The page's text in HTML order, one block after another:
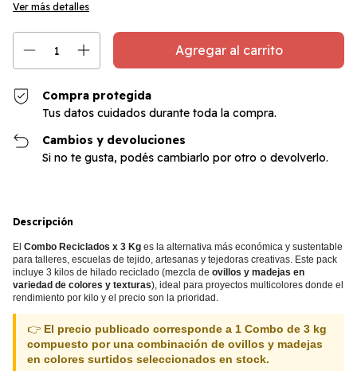
Ver más detalles
Compra protegida
Tus datos cuidados durante toda la compra.
Cambios y devoluciones
Si no te gusta, podés cambiarlo por otro o devolverlo.
Descripción
El Combo Reciclados x 3 Kg es la alternativa más económica y sustentable
para talleres, escuelas de tejido, artesanas y tejedoras creativas. Este pack
incluye 3 kilos de hilado reciclado (mezcla de ovillos y madejas en
variedad de colores y texturas), ideal para proyectos multicolores donde el
rendimiento por kilo y el precio son la prioridad.
👉 El precio publicado corresponde a 1 Combo de 3 kg
compuesto por una combinación de ovillos y madejas
en colores surtidos seleccionados en stock.